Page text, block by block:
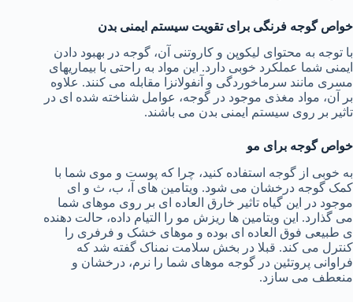
خواص گوجه فرنگی برای تقویت سیستم ایمنی بدن
با توجه به محتوای لیکوپن و کاروتنی آن، گوجه در بهبود دادن
ایمنی شما عملکرد خوبی دارد. این مواد به راحتی با بیماریهای
مسری مانند سرماخوردگی و آنفولانزا مقابله می کنند. علاوه
بر آن، مواد مغذی موجود در گوجه، عوامل شناخته شده ای در
تاثیر بر روی سیستم ایمنی بدن می باشند.
خواص گوجه برای مو
به خوبی از گوجه استفاده کنید، چرا که پوست و موی شما با
کمک گوجه درخشان می شود. ویتامین های آ، ب، ث و ای
موجود در این گیاه تاثیر خارق العاده ای بر روی موهای شما
می گذارد. این ویتامین ها ریزش مو را التیام داده، حالت دهنده
ی طبیعی فوق العاده ای بوده و موهای خشک و فرفری را
کنترل می کند. قبلا در بخش سلامت نمناک گفته شد که
فراوانی پروتئین در گوجه موهای شما را نرم، درخشان و
منعطف می سازد.